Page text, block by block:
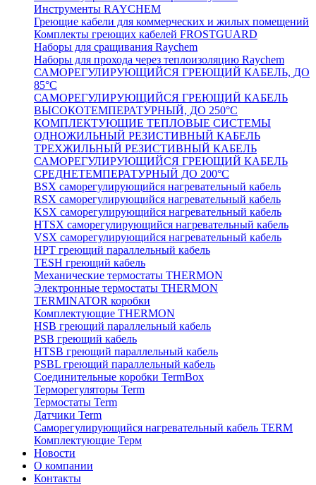
Инструменты RAYCHEM
Греющие кабели для коммерческих и жилых помещений
Комплекты греющих кабелей FROSTGUARD
Наборы для сращивания Raychem
Наборы для прохода через теплоизоляцию Raychem
САМОРЕГУЛИРУЮЩИЙСЯ ГРЕЮЩИЙ КАБЕЛЬ, ДО
85°С
САМОРЕГУЛИРУЮЩИЙСЯ ГРЕЮЩИЙ КАБЕЛЬ
ВЫСОКОТЕМПЕРАТУРНЫЙ, ДО 250°С
КОМПЛЕКТУЮЩИЕ ТЕПЛОВЫЕ СИСТЕМЫ
ОДНОЖИЛЬНЫЙ РЕЗИСТИВНЫЙ КАБЕЛЬ
ТРЕХЖИЛЬНЫЙ РЕЗИСТИВНЫЙ КАБЕЛЬ
САМОРЕГУЛИРУЮЩИЙСЯ ГРЕЮЩИЙ КАБЕЛЬ
СРЕДНЕТЕМПЕРАТУРНЫЙ ДО 200°С
BSX саморегулирующийся нагревательный кабель
RSX саморегулирующийся нагревательный кабель
KSX саморегулирующийся нагревательный кабель
HTSX саморегулирующийся нагревательный кабель
VSX саморегулирующийся нагревательный кабель
НРТ греющий параллельный кабель
TESH греющий кабель
Механические термостаты THERMON
Электронные термостаты THERMON
TERMINATOR коробки
Комплектующие THERMON
HSB греющий параллельный кабель
PSB греющий кабель
HTSB греющий параллельный кабель
PSBL греющий параллельный кабель
Соединительные коробки TermBox
Терморегуляторы Term
Термостаты Term
Датчики Term
Саморегулирующийся нагревательный кабель TERM
Комплектующие Терм
Новости
О компании
Контакты